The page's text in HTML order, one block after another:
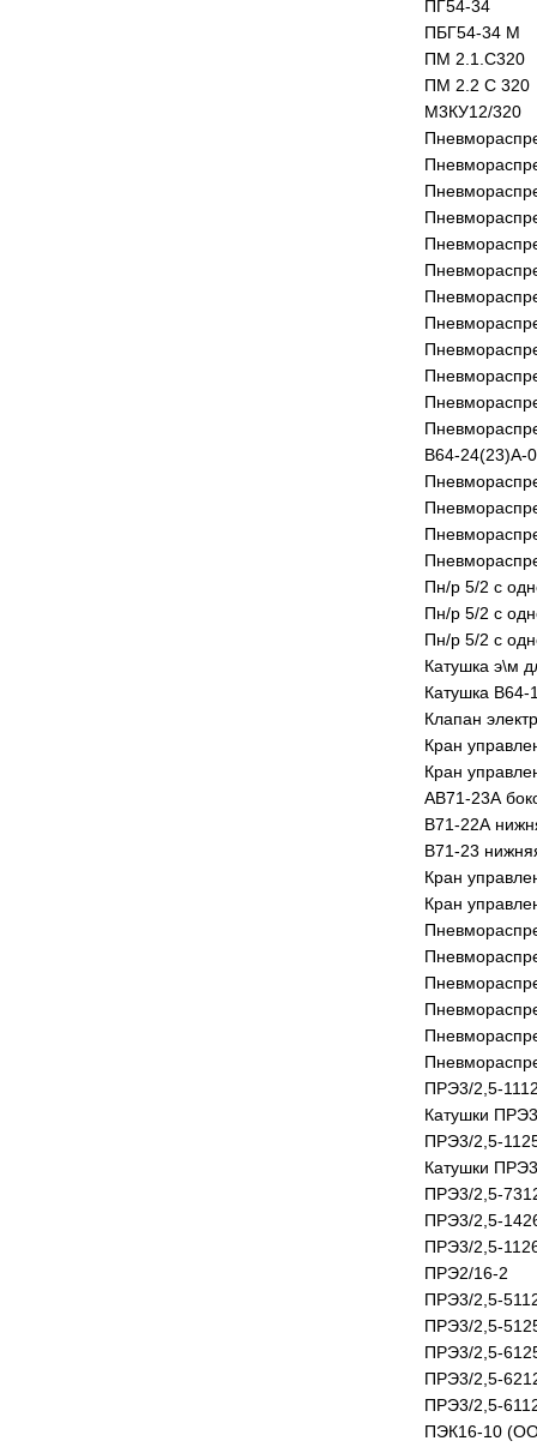
ПГ54-34
ПБГ54-34 М
ПМ 2.1.С320
ПМ 2.2 С 320
М3КУ12/320
В64-24(23)А-
Пн/р 5/2 с
Пн/р 5/2 с
Пн/р 5/2 с
Катушка э\м
Катушка В64-
Клапан
Кран
Кран
АВ71-23А
В71-22А
В71-23
Кран
Кран
ПРЭ3/2,5-
Катушки
ПРЭ3/2,5-
Катушки
ПРЭ3/2,5-
ПРЭ3/2,5-
ПРЭ3/2,5-
ПРЭ2/16-2
ПРЭ3/2,5-
ПРЭ3/2,5-
ПРЭ3/2,5-
ПРЭ3/2,5-
ПРЭ3/2,5-
ПЭК16-10